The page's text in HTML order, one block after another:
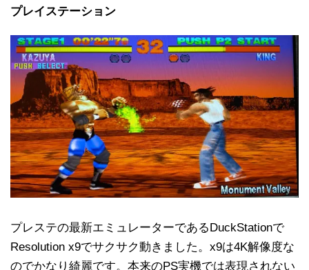
プレイステーション
プレステの最新エミュレーターであるDuckStationで
Resolution x9でサクサク動きました。x9は4K解像度な
のでかなり綺麗です。本来のPS実機では表現されない